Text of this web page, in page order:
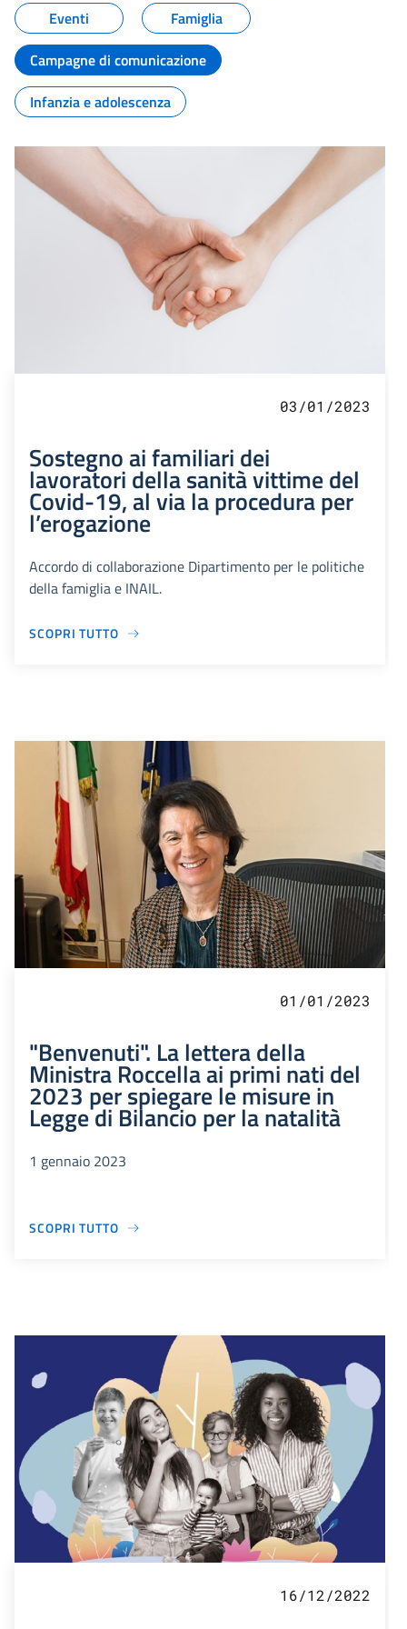
Eventi
Famiglia
Campagne di comunicazione
Infanzia e adolescenza
03/01/2023
Sostegno ai familiari dei
lavoratori della sanità vittime del
Covid-19, al via la procedura per
l’erogazione
Accordo di collaborazione Dipartimento per le politiche
della famiglia e INAIL.
SCOPRI TUTTO
01/01/2023
"Benvenuti". La lettera della
Ministra Roccella ai primi nati del
2023 per spiegare le misure in
Legge di Bilancio per la natalità
1 gennaio 2023
SCOPRI TUTTO
16/12/2022